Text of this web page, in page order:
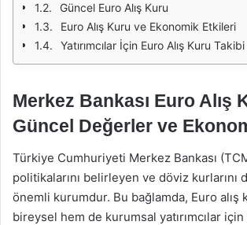
Güncel Euro Alış Kuru
Euro Alış Kuru ve Ekonomik Etkileri
Yatırımcılar İçin Euro Alış Kuru Takibi
Merkez Bankası Euro Alış
Güncel Değerler ve
Türkiye Cumhuriyeti Merkez Bankası
politikalarını belirleyen ve döviz kurlarını
önemli kurumdur. Bu bağlamda, Euro alış
bireysel hem de kurumsal yatırımcılar